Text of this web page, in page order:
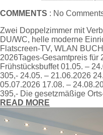
COMMENTS : No
Zwei Doppelzimmer mit
DU/WC, helle moderne
Flatscreen-TV, WLAN
2026Tages-Gesamtpreis für
Frühstücksbuffet 01.05. –
305,- 24.05. – 21.06.2026
05.07.2026 17.08. –
395,- Die gesetzmäßige
READ MORE